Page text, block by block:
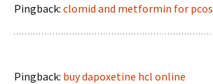
Pingback: clomid and metformin for pcos
Pingback: buy dapoxetine hcl online